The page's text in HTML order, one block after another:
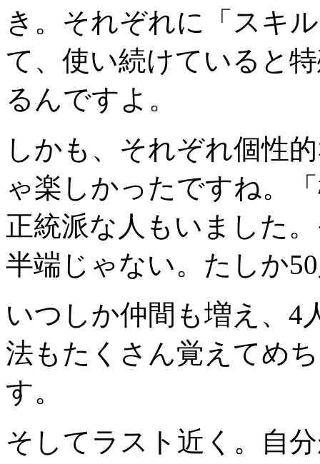
き。それぞれに「スキ
て、使い続けていると
るんですよ。
しかも、それぞれ個性
ゃ楽しかったですね。
正統派な人もいました
半端じゃない。たしか
いつしか仲間も増え、4
法もたくさん覚えてめ
す。
そしてラスト近く。自